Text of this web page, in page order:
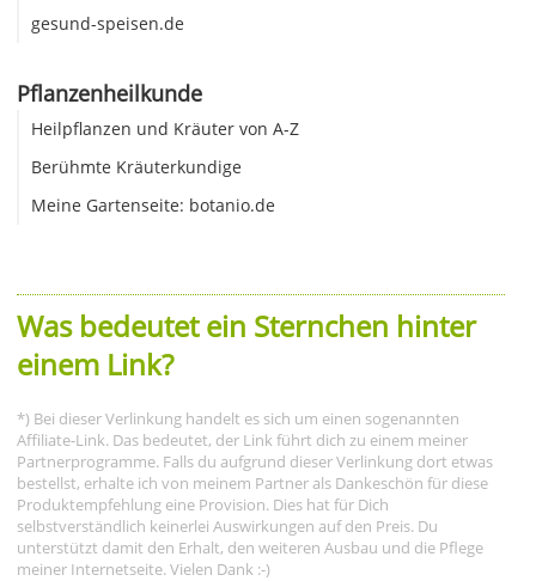
gesund-speisen.de
Pflanzenheilkunde
Heilpflanzen und Kräuter von A-Z
Berühmte Kräuterkundige
Meine Gartenseite: botanio.de
Was bedeutet ein Sternchen hinter
einem Link?
*) Bei dieser Verlinkung handelt es sich um einen sogenannten
Affiliate-Link. Das bedeutet, der Link führt dich zu einem meiner
Partnerprogramme. Falls du aufgrund dieser Verlinkung dort etwas
bestellst, erhalte ich von meinem Partner als Dankeschön für diese
Produktempfehlung eine Provision. Dies hat für Dich
selbstverständlich keinerlei Auswirkungen auf den Preis. Du
unterstützt damit den Erhalt, den weiteren Ausbau und die Pflege
meiner Internetseite. Vielen Dank :-)